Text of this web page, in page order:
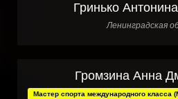
Гринько
Ленинградская
Громзина Анна
Мастер спорта международного класса